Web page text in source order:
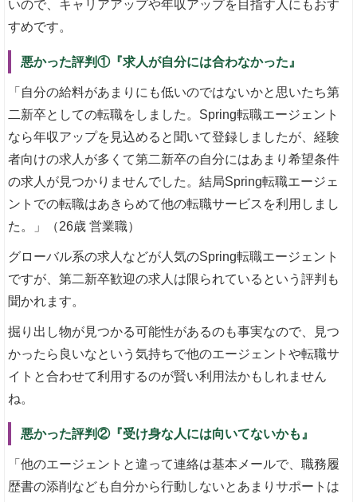
いので、キャリアアップや年収アップを目指す人にもおす
すめです。
悪かった評判①『求人が自分には合わなかった』
「自分の給料があまりにも低いのではないかと思いたち第
二新卒としての転職をしました。Spring転職エージェント
なら年収アップを見込めると聞いて登録しましたが、経験
者向けの求人が多くて第二新卒の自分にはあまり希望条件
の求人が見つかりませんでした。結局Spring転職エージェ
ントでの転職はあきらめて他の転職サービスを利用しまし
た。」（26歳 営業職）
グローバル系の求人などが人気のSpring転職エージェント
ですが、第二新卒歓迎の求人は限られているという評判も
聞かれます。
掘り出し物が見つかる可能性があるのも事実なので、見つ
かったら良いなという気持ちで他のエージェントや転職サ
イトと合わせて利用するのが賢い利用法かもしれません
ね。
悪かった評判②『受け身な人には向いてないかも』
「他のエージェントと違って連絡は基本メールで、職務履
歴書の添削なども自分から行動しないとあまりサポートは